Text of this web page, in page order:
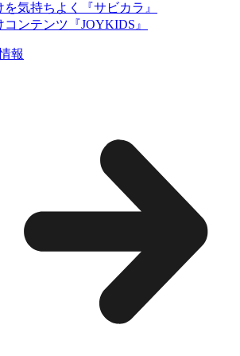
気持ちよく『サビカラ』
ンテンツ『JOYKIDS』
報